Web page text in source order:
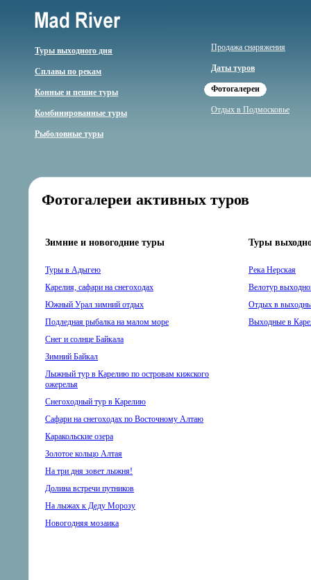
Туры выходного дня
Сплавы по рекам
Конные и пешие туры
Комбинированные туры
Рыболовные туры
Продажа снаряжения
Даты туров
Фотогалереи
Отдых в Подмосковье
Фотогалереи активных туров
Зимние и новогодние туры Туры
Туры в Адыгею
Река Нерская
Карелия, сафари на снегоходах
Велотур
Южный Урал зимний отдых
Отдых в
Подледная рыбалка на малом море
Выходные в
Снег и солнце Байкала
Зимний Байкал
Лыжный тур в Карелию по островам кижского
ожерелья
Снегоходный тур в Карелию
Сафари на снегоходах по Восточному Алтаю
Каракольские озера
Золотое кольцо Алтая
На три дня зовет лыжня!
Долина встречи путников
На лыжах к Деду Морозу
Новогодняя мозаика